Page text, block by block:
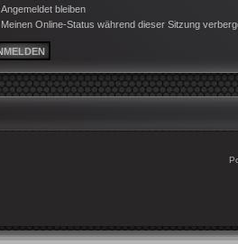
Angemeldet bleiben
Meinen Online-Status während dieser Sitzung